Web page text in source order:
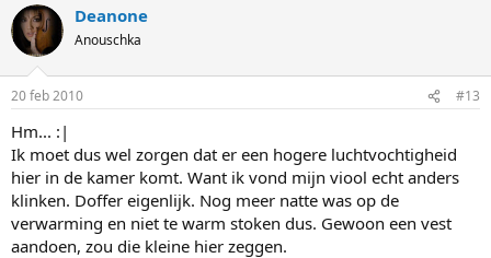
Deanone
Anouschka
20 feb 2010 #13
Hm... :|
Ik moet dus wel zorgen dat er een hogere luchtvochtigheid
hier in de kamer komt. Want ik vond mijn viool echt anders
klinken. Doffer eigenlijk. Nog meer natte was op de
verwarming en niet te warm stoken dus. Gewoon een vest
aandoen, zou die kleine hier zeggen.